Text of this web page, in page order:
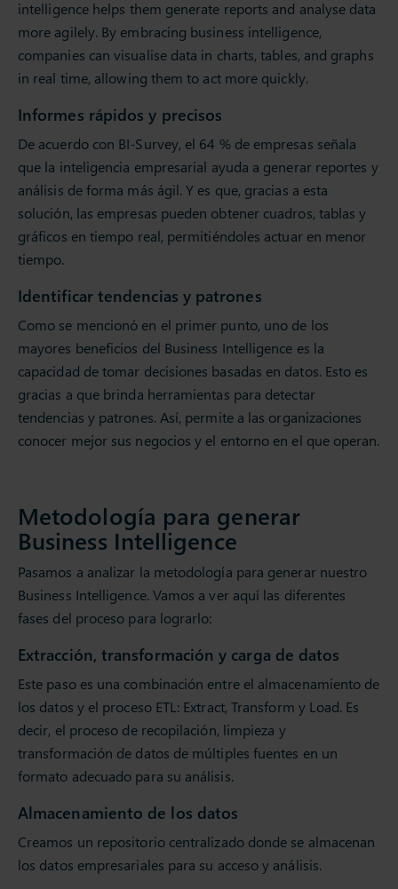
intelligence helps them generate reports and analyse data
more agilely. By embracing business intelligence,
companies can visualise data in charts, tables, and graphs
in real time, allowing them to act more quickly.
Informes rápidos y precisos
De acuerdo con BI-Survey, el 64 % de empresas señala
que la inteligencia empresarial ayuda a generar reportes y
análisis de forma más ágil. Y es que, gracias a esta
solución, las empresas pueden obtener cuadros, tablas y
gráficos en tiempo real, permitiéndoles actuar en menor
tiempo.
Identificar tendencias y patrones
Como se mencionó en el primer punto, uno de los
mayores beneficios del Business Intelligence es la
capacidad de tomar decisiones basadas en datos. Esto es
gracias a que brinda herramientas para detectar
tendencias y patrones. Así, permite a las organizaciones
conocer mejor sus negocios y el entorno en el que operan.
Metodología para generar
Business Intelligence
Pasamos a analizar la metodología para generar nuestro
Business Intelligence. Vamos a ver aquí las diferentes
fases del proceso para lograrlo:
Extracción, transformación y carga de datos
Este paso es una combinación entre el almacenamiento de
los datos y el proceso ETL: Extract, Transform y Load. Es
decir, el proceso de recopilación, limpieza y
transformación de datos de múltiples fuentes en un
formato adecuado para su análisis.
Almacenamiento de los datos
Creamos un repositorio centralizado donde se almacenan
los datos empresariales para su acceso y análisis.